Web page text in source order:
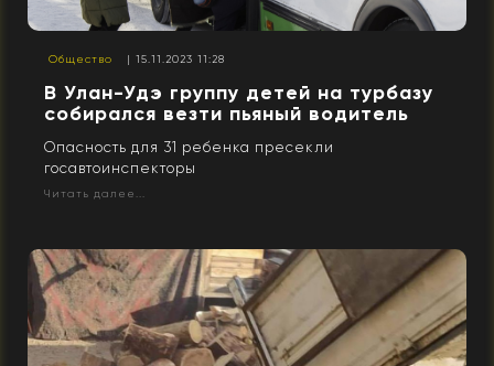
Общество | 15.11.2023 11:28
В Улан-Удэ группу детей на турбазу
собирался везти пьяный водитель
Опасность для 31 ребенка пресекли
госавтоинспекторы
Читать далее...